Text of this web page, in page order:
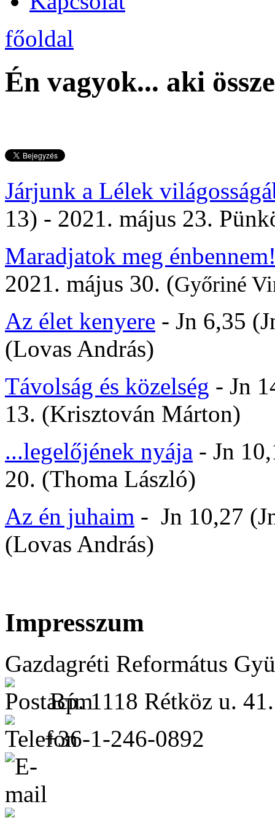
főoldal
Én vagyok... aki
Járjunk a Lélek
13) - 2021. május 23.
Maradjatok meg
2021. május 30. (Győriné
Az élet kenyere - Jn 6,35
(Lovas András)
Távolság és közelség - Jn
13. (Krisztován Márton)
...legelőjének nyája - Jn
20. (Thoma László)
Az én juhaim - Jn 10,27
(Lovas András)
Impresszum
Gazdagréti Református
Bp. 1118 Rétköz u. 41.
+36-1-246-0892